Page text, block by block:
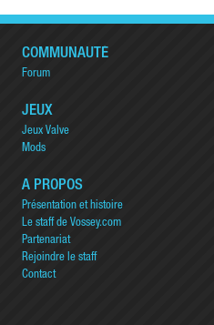
COMMUNAUTÉ
Forum
JEUX
Jeux Valve
Mods
A PROPOS
Présentation et histoire
Le staff de Vossey.com
Partenariat
Rejoindre le staff
Contact